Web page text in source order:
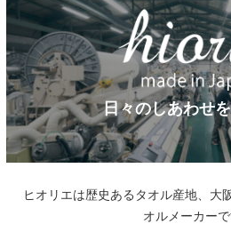
日々のしあわせ
ヒオリエは歴史あるタオル産地、大
オルメーカーで